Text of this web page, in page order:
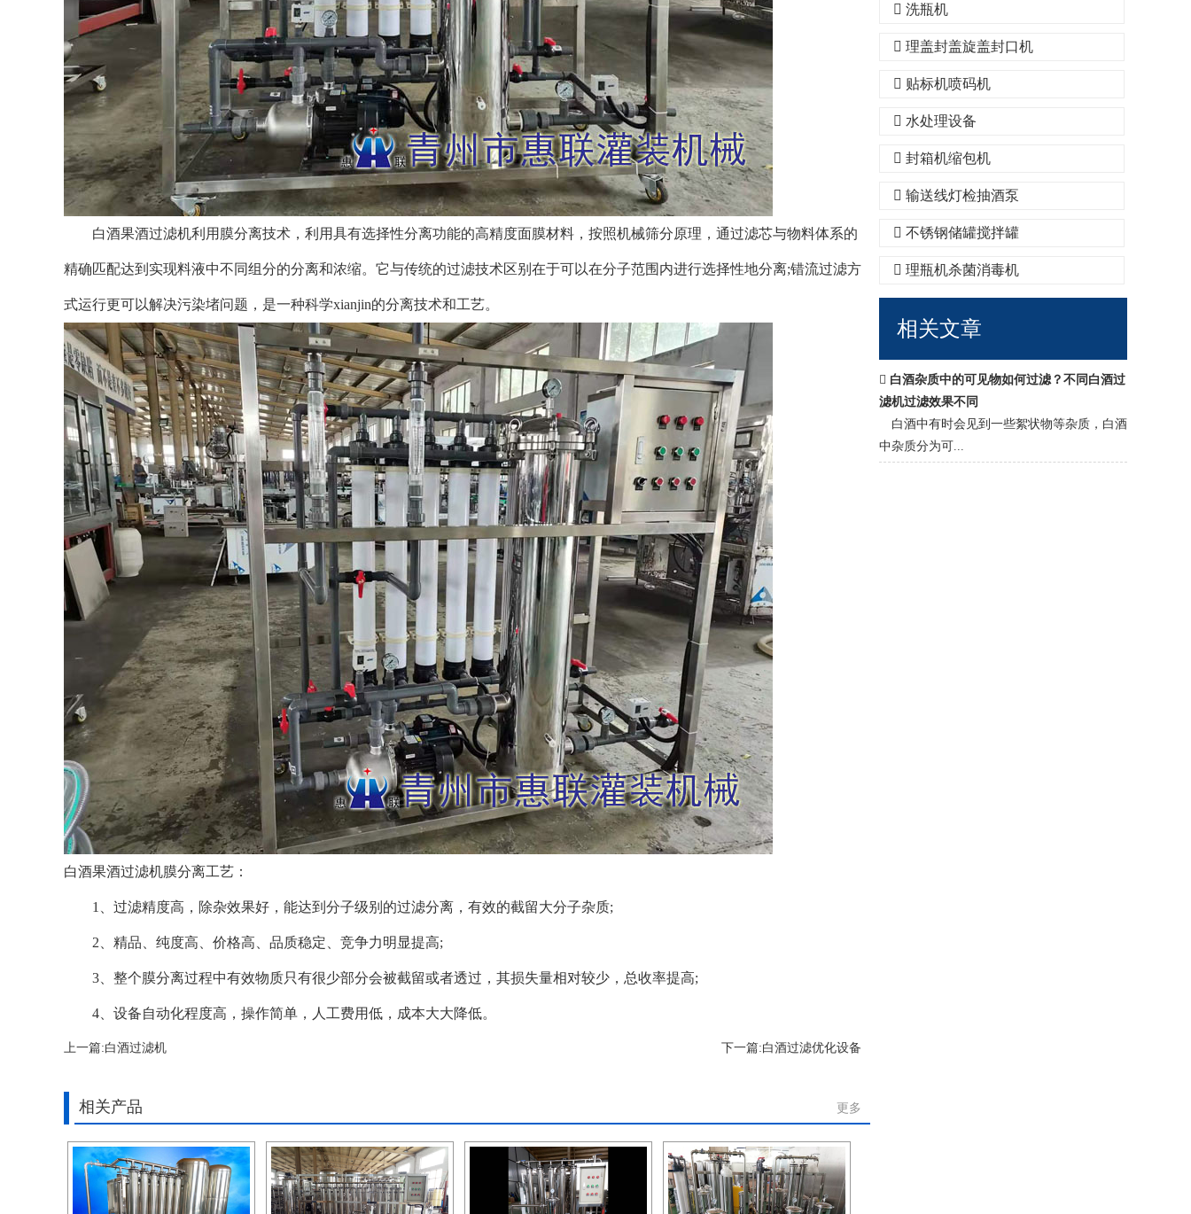
白酒果酒过滤机利用 膜分离技术，利用具有选择性分离功能的高精度面膜材料，按照机械筛分原理，通过滤芯与物料体系的
精确匹配达到实现料液中不同组分的分离和浓缩。它与传统的过滤技术区别在于可以在分子范围内进行选择性地分离;错流过滤方
式运行更可以解决污染堵问题，是一种科学xianjin的分离技术和工艺。
白酒果酒过滤机膜分离工艺：
1、过滤精度高，除杂效果好，能达到分子级别的过滤分离，有效的截留大分子杂质;
2、精品、纯度高、价格高、品质稳定、竞争力明显提高;
3、整个膜分离过程中有效物质只有很少部分会被截留或者透过，其损失量相对较少，总收率提高;
4、设备自动化程度高，操作简单，人工费用低，成本大大降低。
上一篇:白酒过滤机 下一篇:白酒过滤优化设备
相关产品 更多
洗瓶机
理盖封盖旋盖封口机
贴标机喷码机
水处理设备
封箱机缩包机
输送线灯检抽酒泵
不锈钢储罐搅拌罐
理瓶机杀菌消毒机
相关文章
白酒杂质中的可见物如何过滤？不同白酒过
滤机过滤效果不同
白酒中有时会见到一些絮状物等杂质，白酒
中杂质分为可...